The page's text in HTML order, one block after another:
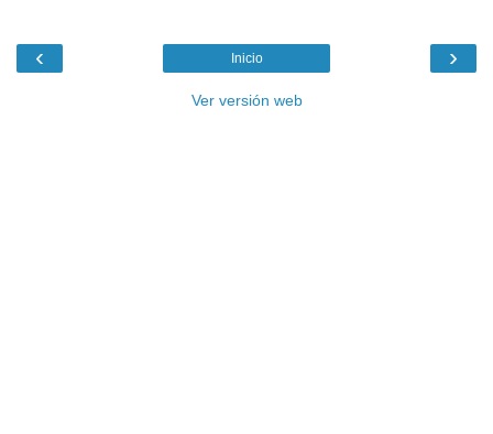
‹ ›
Inicio
Ver versión web